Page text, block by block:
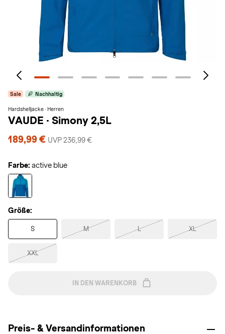
Sale Nachhaltig
Hardshelljacke · Herren
VAUDE · Simony 2,5L
189,99 € UVP 236,99 €
Farbe: active blue
Größe:
S M L XL
XXL
IN DEN WARENKORB
Preis- & Versandinformationen